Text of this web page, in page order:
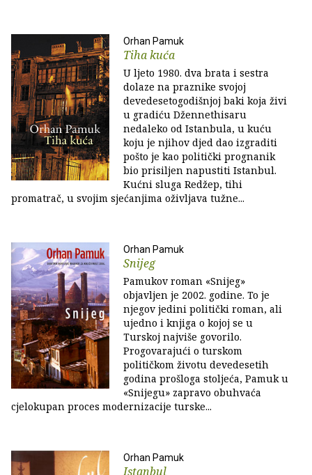
Orhan Pamuk
Tiha kuća
U ljeto 1980. dva brata i sestra
dolaze na praznike svojoj
devedesetogodišnjoj baki koja živi
u gradiću Džennethisaru
nedaleko od Istanbula, u kuću
koju je njihov djed dao izgraditi
pošto je kao politički prognanik
bio prisiljen napustiti Istanbul.
Kućni sluga Redžep, tihi
promatrač, u svojim sjećanjima oživljava tužne...
Orhan Pamuk
Snijeg
Pamukov roman «Snijeg»
objavljen je 2002. godine. To je
njegov jedini politički roman, ali
ujedno i knjiga o kojoj se u
Turskoj najviše govorilo.
Progovarajući o turskom
političkom životu devedesetih
godina prošloga stoljeća, Pamuk u
«Snijegu» zapravo obuhvaća
cjelokupan proces modernizacije turske...
Orhan Pamuk
Istanbul